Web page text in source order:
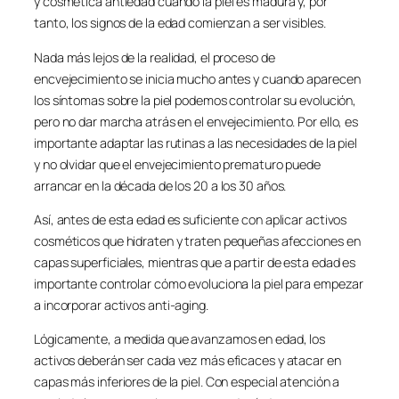
tanto, los signos de la edad comienzan a ser visibles.
Nada más lejos de la realidad, el proceso de
encvejecimiento se inicia mucho antes y cuando aparecen
los síntomas sobre la piel podemos controlar su evolución,
pero no dar marcha atrás en el envejecimiento. Por ello, es
importante adaptar las rutinas a las necesidades de la piel
y no olvidar que el envejecimiento prematuro puede
arrancar en la década de los 20 a los 30 años.
Así, antes de esta edad es suficiente con aplicar activos
cosméticos que hidraten y traten pequeñas afecciones en
capas superficiales, mientras que a partir de esta edad es
importante controlar cómo evoluciona la piel para empezar
a incorporar activos anti-aging.
Lógicamente, a medida que avanzamos en edad, los
activos deberán ser cada vez más eficaces y atacar en
capas más inferiores de la piel. Con especial atención a